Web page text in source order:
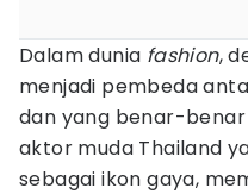
Dalam dunia fashion,
menjadi pembeda
dan yang benar-benar
aktor muda Thailand
sebagai ikon gaya,